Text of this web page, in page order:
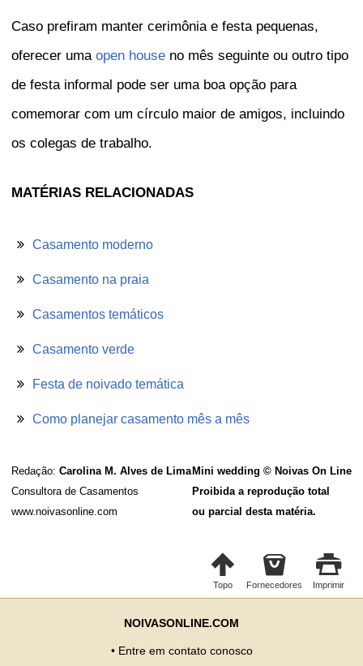
Caso prefiram manter cerimônia e festa pequenas,
oferecer umaopen house no mês seguinte ou outro tipo
de festa informal pode ser uma boa opção para
comemorar com um círculo maior de amigos, incluindo
os colegas de trabalho.
MATÉRIAS RELACIONADAS
Casamento moderno
Casamento na praia
Casamentos temáticos
Casamento verde
Festa de noivado temática
Como planejar casamento mês a mês
Redação:Carolina M. Alves de Lima
Consultora de Casamentos
www.noivasonline.com
Mini wedding © Noivas On Line
Proibida a reprodução total
ou parcial desta matéria.
Topo Fornecedores Imprimir
NOIVASONLINE.COM
• Entre em contato conosco